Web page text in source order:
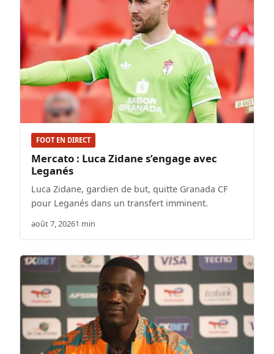
FOOT EN DIRECT
Mercato : Luca Zidane s’engage avec
Leganés
Luca Zidane, gardien de but, quitte Granada CF
pour Leganés dans un transfert imminent.
août 7, 20261 min